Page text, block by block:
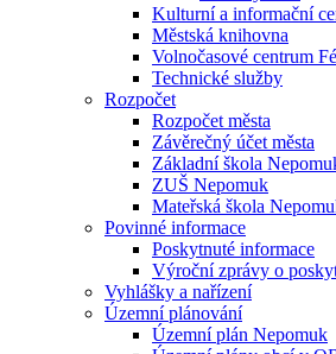
Kulturní a informační
Městská knihovna
Volnočasové centrum
Technické služby
Rozpočet
Rozpočet města
Závěrečný účet města
Základní škola
ZUŠ Nepomuk
Mateřská škola
Povinné informace
Poskytnuté informace
Výroční zprávy o
Vyhlášky a nařízení
Územní plánování
Územní plán Nepomuk